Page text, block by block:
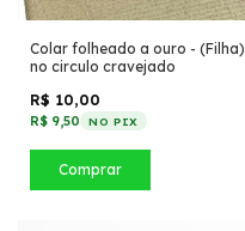
Colar folheado a ouro - (Filha)
no circulo cravejado
R$ 10,00
R$ 9,50 NO PIX
Comprar